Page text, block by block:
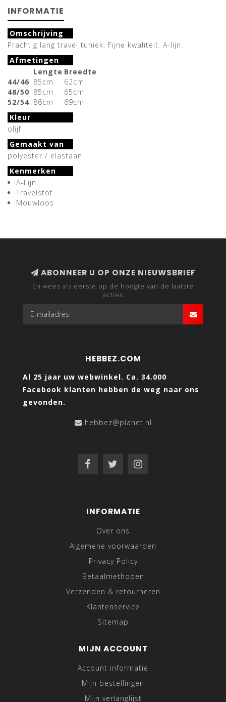
INFORMATIE
Omschrijving
Prachtig lang travel tuniek. Fijne kwaliteit. A-lijn.
Afmetingen
Lengte Breedte
44/46 85cm
62cm
48/50 85cm
65cm
52/54 86cm
69cm
Kleur
olijf
Gemaakt van
polyester / elastaan
Kenmerken
A-Lijn
Travelstof
Mouwloos
ABONNEER U OP ONZE NIEUWSBRIEF
En wees als eerste op de hoogte van de laatste
acties
HEBBEZ.COM
Al 25 jaar uw webwinkel. Ca. 34.000
Facebook klanten hebben de weg naar ons
gevonden.
hebbez@planet.nl
INFORMATIE
Over ons
Algemene voorwaarden
Privacy Policy
Betaalmethoden
Verzenden & retourneren
Klantenservice
Sitemap
MIJN ACCOUNT
Account informatie
Mijn bestellingen
Mijn verlanglijst